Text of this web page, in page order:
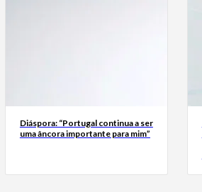
Diáspora: “Portugal continua a ser
uma âncora importante para mim”